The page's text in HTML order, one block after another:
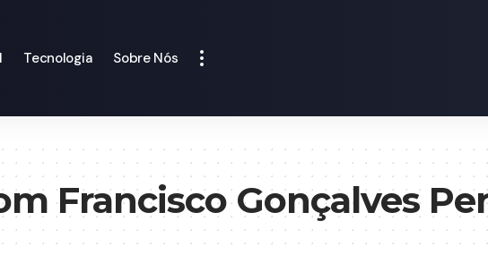
Tecnologia Sobre Nós
Francisco Gonçalves